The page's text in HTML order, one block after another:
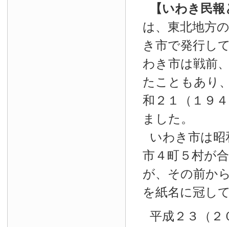
【いわき民
は、東北地方
き市で発行し
わき市は戦前
たこともあり
和２１（１９
ました。
いわき市は昭
市４町５村が
が、その前か
を紙名に冠し
平成２３（２